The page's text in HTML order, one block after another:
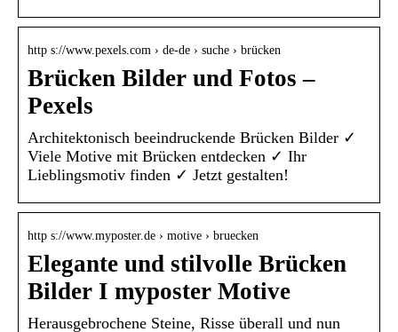
http s://www.pexels.com › de-de › suche › brücken
Brücken Bilder und Fotos –
Pexels
Architektonisch beeindruckende Brücken Bilder ✓
Viele Motive mit Brücken entdecken ✓ Ihr
Lieblingsmotiv finden ✓ Jetzt gestalten!
http s://www.myposter.de › motive › bruecken
Elegante und stilvolle Brücken
Bilder I myposter Motive
Herausgebrochene Steine, Risse überall und nun